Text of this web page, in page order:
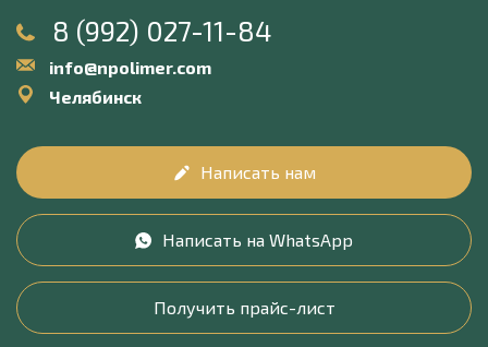
8 (992) 027-11-84
info@npolimer.com
Челябинск
Написать нам
Написать на WhatsApp
Получить прайс-лист